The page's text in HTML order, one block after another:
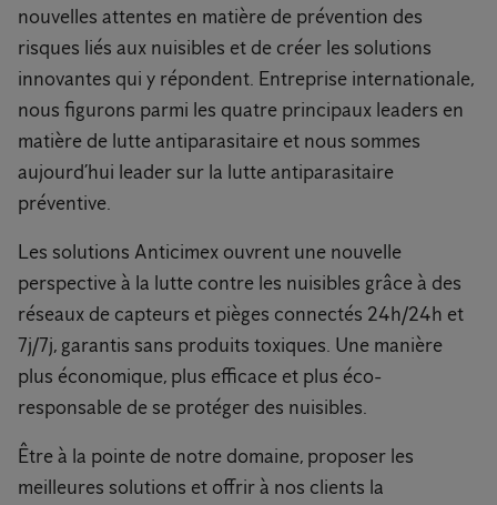
nouvelles attentes en matière de prévention des
risques liés aux nuisibles et de créer les solutions
innovantes qui y répondent. Entreprise internationale,
nous figurons parmi les quatre principaux leaders en
matière de lutte antiparasitaire et nous sommes
aujourd’hui leader sur la lutte antiparasitaire
préventive.
Les solutions Anticimex ouvrent une nouvelle
perspective à la lutte contre les nuisibles grâce à des
réseaux de capteurs et pièges connectés 24h/24h et
7j/7j, garantis sans produits toxiques. Une manière
plus économique, plus efficace et plus éco-
responsable de se protéger des nuisibles.
Être à la pointe de notre domaine, proposer les
meilleures solutions et offrir à nos clients la